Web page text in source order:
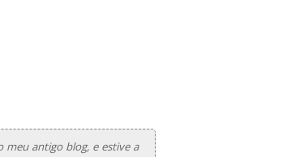
antigo blog, e estive a